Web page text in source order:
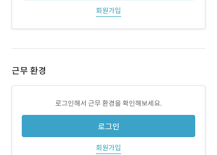
회원가입
근무 환경
로그인해서 근무 환경을 확인해보세요.
로그인
회원가입